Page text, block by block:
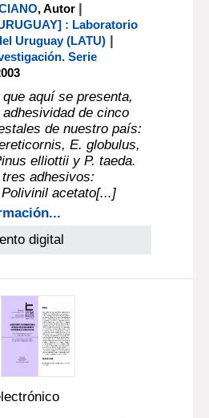
, Autor |
: Laboratorio
Uruguay (LATU) |
Serie
aquí se presenta,
de cinco
de nuestro país:
E. globulus,
elliottii y P. taeda.
adhesivos:
acetato[...]
digital